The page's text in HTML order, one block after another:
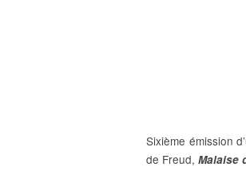
Sixième émission
de Freud,Malaise